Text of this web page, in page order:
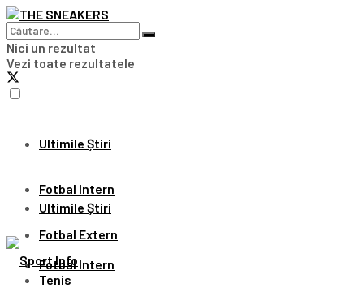
Nici un rezultat
Vezi toate rezultatele
Ultimile Știri
Fotbal Intern
Fotbal Extern
Tenis
Ultimile Știri
Fotbal Intern